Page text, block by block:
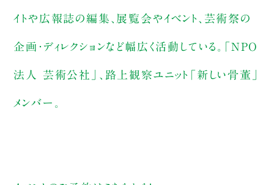
イトや広報誌の編集、展覧会やイベント、芸術祭の
企画・ディレクションなど幅広く活動している。「NPO
法人 芸術公社」、路上観察ユニット「新しい骨董」
メンバー。